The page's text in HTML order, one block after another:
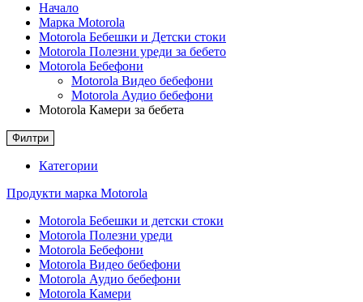
Начало
Марка Motorola
Motorola Бебешки и Детски стоки
Motorola Полезни уреди за бебето
Motorola Бебефони
Motorola Видео бебефони
Motorola Аудио бебефони
Motorola Камери за бебета
Филтри
Категории
Продукти марка Motorola
Motorola Бебешки и детски стоки
Motorola Полезни уреди
Motorola Бебефони
Motorola Видео бебефони
Motorola Аудио бебефони
Motorola Камери